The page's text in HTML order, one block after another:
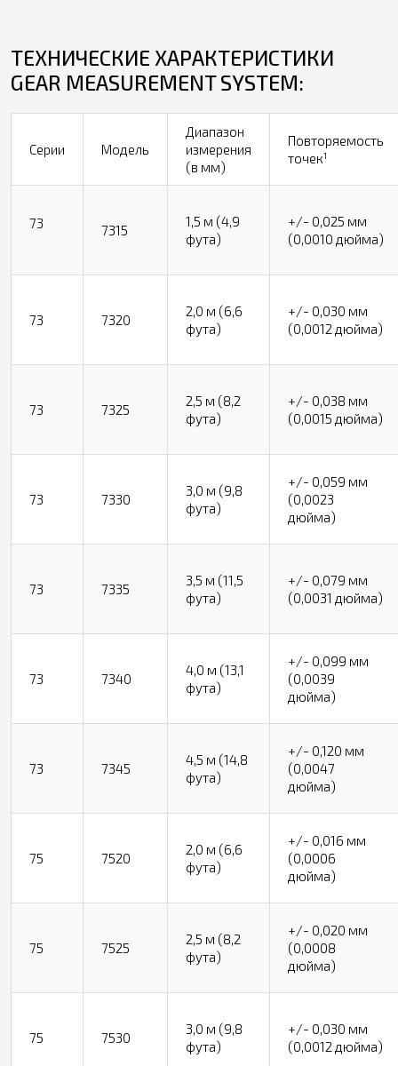
ТЕХНИЧЕСКИЕ ХАРАКТЕРИСТИКИ
GEAR MEASUREMENT SYSTEM:
Серии Модель
Диапазон
измерения
(в мм)
Повторяемость
точек¹
73 7315
1,5 м (4,9
фута)
+/- 0,025 мм
(0,0010 дюйма)
73 7320
2,0 м (6,6
фута)
+/- 0,030 мм
(0,0012 дюйма)
73 7325
2,5 м (8,2
фута)
+/- 0,038 мм
(0,0015 дюйма)
73 7330
3,0 м (9,8
фута)
+/- 0,059 мм
(0,0023
дюйма)
73 7335
3,5 м (11,5
фута)
+/- 0,079 мм
(0,0031 дюйма)
73 7340
4,0 м (13,1
фута)
+/- 0,099 мм
(0,0039
дюйма)
73 7345
4,5 м (14,8
фута)
+/- 0,120 мм
(0,0047
дюйма)
75 7520
2,0 м (6,6
фута)
+/- 0,016 мм
(0,0006
дюйма)
75 7525
2,5 м (8,2
фута)
+/- 0,020 мм
(0,0008
дюйма)
75 7530
3,0 м (9,8
фута)
+/- 0,030 мм
(0,0012 дюйма)